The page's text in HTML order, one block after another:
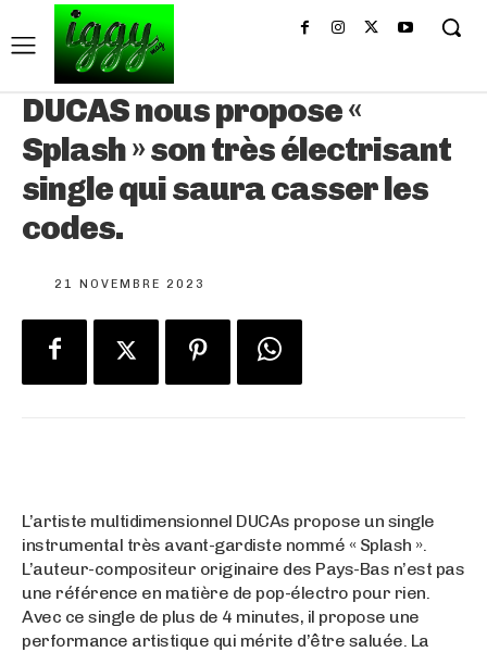
DUCAS nous propose «
Splash » son très électrisant
single qui saura casser les
codes.
21 NOVEMBRE 2023
L’artiste multidimensionnel DUCAs propose un single
instrumental très avant-gardiste nommé « Splash ».
L’auteur-compositeur originaire des Pays-Bas n’est pas
une référence en matière de pop-électro pour rien.
Avec ce single de plus de 4 minutes, il propose une
performance artistique qui mérite d’être saluée. La